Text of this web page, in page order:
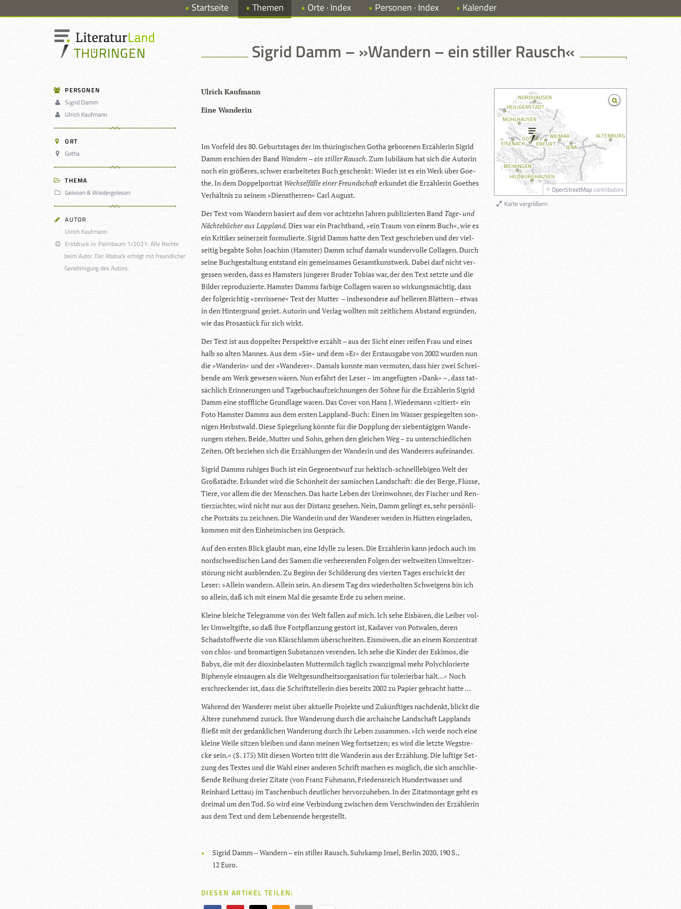
Startseite Themen Orte · Index Personen · Index Kalender
Sigrid Damm – »Wandern – ein stiller Rausch«
PERSONEN
Sigrid Damm
Ulrich Kaufmann
ORT
Gotha
THEMA
Gelesen & Wiedergelesen
AUTOR
Ulrich Kaufmann
Erstdruck in: Palmbaum 1/2021. Alle Rechte
beim Autor. Der Abdruck erfolgt mit freundlicher
Genehmigung des Autors.
Ulrich Kauf­mann
Eine Wan­de­rin
Im Vor­feld des 80. Geburts­ta­ges der im thü­rin­gi­schen Gotha gebo­re­nen Erzäh­le­rin Sig­rid
Damm erschien der Band Wan­dern – ein stil­ler Rausch.Zum Jubi­läum hat sich die Autorin
noch ein grö­ße­res, schwer erar­bei­te­tes Buch geschenkt: Wie­der ist es ein Werk über Goe­
the. In dem Dop­pel­por­trät Wech­sel­fälle einer Freund­schafterkun­det die Erzäh­le­rin Goe­thes
Ver­hält­nis zu sei­nem »Dienst­her­ren« Carl August.
Der Text vom Wan­dern basiert auf dem vor acht­zehn Jah­ren publi­zier­ten Band Tage- und
Näch­te­bü­cher aus Lapp­land.Dies war ein Pracht­band, »ein Traum von einem Buch«, wie es
ein Kri­ti­ker sei­ner­zeit for­mu­lierte. Sig­rid Damm hatte den Text geschrie­ben und der viel­
sei­tig begabte Sohn Joa­chim (Hams­ter) Damm schuf damals wun­der­volle Col­la­gen. Durch
seine Buch­ge­stal­tung ent­stand ein gemein­sa­mes Gesamt­kunst­werk. Dabei darf nicht ver­
ges­sen wer­den, dass es Hams­ters jün­ge­rer Bru­der Tobias war, der den Text setzte und die
Bil­der repro­du­zierte. Hams­ter Damms far­bige Col­la­gen waren so wir­kungs­mäch­tig, dass
der fol­ge­rich­tig »zer­ris­sene« Text der Mut­ter ­ ­– ins­be­son­dere auf hel­le­ren Blät­tern – etwas
in den Hin­ter­grund geriet. Autorin und Ver­lag woll­ten mit zeit­li­chem Abstand ergrün­den,
wie das Pro­sa­stück für sich wirkt.
Der Text ist aus dop­pel­ter Per­spek­tive erzählt – aus der Sicht einer rei­fen Frau und eines
halb so alten Man­nes. Aus dem »Sie« und dem »Er« der Erst­aus­gabe von 2002 wur­den nun
die »Wan­de­rin« und der »Wan­de­rer«. Damals konnte man ver­mu­ten, dass hier zwei Schrei­
bende am Werk gewe­sen wären. Nun erfährt der Leser – im ange­füg­ten »Dank« – , dass tat­
säch­lich Erin­ne­run­gen und Tage­buch­auf­zeich­nun­gen der Söhne für die Erzäh­le­rin Sig­rid
Damm eine stoff­li­che Grund­lage waren. Das Cover von Hans J. Wie­de­mann »zitiert« ein
Foto Hams­ter Damms aus dem ers­ten Lapp­land-Buch: Einen im Was­ser gespie­gel­ten son­
ni­gen Herbst­wald. Diese Spie­ge­lung könnte für die Dopp­lung der sie­ben­tä­gi­gen Wan­de­
run­gen ste­hen. Beide, Mut­ter und Sohn, gehen den glei­chen Weg – zu unter­schied­li­chen
Zei­ten. Oft bezie­hen sich die Erzäh­lun­gen der Wan­de­rin und des Wan­de­rers aufeinander.
Sig­rid Damms ruhi­ges Buch ist ein Gegen­ent­wurf zur hek­tisch-schnell­le­bi­gen Welt der
Groß­städte. Erkun­det wird die Schön­heit der sami­schen Land­schaft: die der Berge, Flüsse,
Tiere, vor allem die der Men­schen. Das harte Leben der Urein­woh­ner, der Fischer und Ren­
tier­züch­ter, wird nicht nur aus der Distanz gese­hen. Nein, Damm gelingt es, sehr per­sön­li­
che Por­träts zu zeich­nen. Die Wan­de­rin und der Wan­de­rer wer­den in Hüt­ten ein­ge­la­den,
kom­men mit den Ein­hei­mi­schen ins Gespräch.
Auf den ers­ten Blick glaubt man, eine Idylle zu lesen. Die Erzäh­le­rin kann jedoch auch im
nord­schwe­di­schen Land der Samen die ver­hee­ren­den Fol­gen der welt­wei­ten Umwelt­zer­
stö­rung nicht aus­blen­den. Zu Beginn der Schil­de­rung des vier­ten Tages erschrickt der
Leser: »Allein wan­dern. Allein sein. An die­sem Tag des wie­der­hol­ten Schwei­gens bin ich
so allein, daß ich mit einem Mal die gesamte Erde zu sehen meine.
Kleine blei­che Tele­gramme von der Welt fal­len auf mich. Ich sehe Eis­bä­ren, die Lei­ber vol­
ler Umwelt­gifte, so daß ihre Fort­pflan­zung gestört ist, Kada­ver von Pot­wa­len, deren
Schad­stoff­werte die von Klär­schlamm über­schrei­ten. Eis­mö­wen, die an einem Kon­zen­trat
von chlor- und brom­ar­ti­gen Sub­stan­zen ver­en­den. Ich sehe die Kin­der der Eski­mos, die
Babys, die mit der dioxin­be­las­ten Mut­ter­milch täg­lich zwan­zig­mal mehr Poly­chlo­rierte
Biphe­nyle ein­sau­gen als die Welt­ge­sund­heits­or­ga­ni­sa­tion für tole­rier­bar hält…« Noch
erschre­cken­der ist, dass die Schrift­stel­le­rin dies bereits 2002 zu Papier gebracht hatte …
Wäh­rend der Wan­de­rer meist über aktu­elle Pro­jekte und Zukünf­ti­ges nach­denkt, blickt die
Ältere zuneh­mend zurück. Ihre Wan­de­rung durch die archai­sche Land­schaft Lapp­lands
fließt mit der gedank­li­chen Wan­de­rung durch ihr Leben zusam­men. »Ich werde noch eine
kleine Weile sit­zen blei­ben und dann mei­nen Weg fort­set­zen; es wird die letzte Weg­stre­
cke sein.« (S. 175) Mit die­sen Wor­ten tritt die Wan­de­rin aus der Erzäh­lung. Die luf­tige Set­
zung des Tex­tes und die Wahl einer ande­ren Schrift machen es mög­lich, die sich anschlie­
ßende Rei­hung dreier Zitate (von Franz Füh­mann, Frie­dens­reich Hun­dert­was­ser und
Rein­hard Lettau) im Taschen­buch deut­li­cher her­vor­zu­he­ben. In der Zit­at­mon­tage geht es
drei­mal um den Tod. So wird eine Ver­bin­dung zwi­schen dem Ver­schwin­den der Erzäh­le­rin
aus dem Text und dem Lebens­ende hergestellt.
Sig­rid Damm – Wan­dern – ein stil­ler Rausch. Suhr­kamp Insel, Ber­lin 2020, 190 S.,
12 Euro.
DIESEN ARTIKEL TEILEN:
© OpenStreetMapcontributors
Karte vergrößern